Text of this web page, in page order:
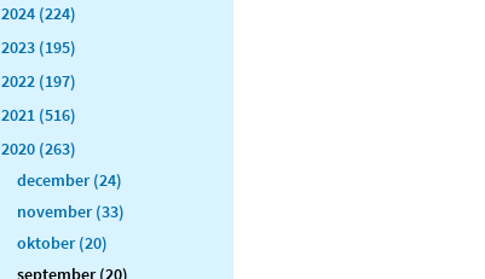
2024 (224)
2023 (195)
2022 (197)
2021 (516)
2020 (263)
december (24)
november (33)
oktober (20)
september (20)